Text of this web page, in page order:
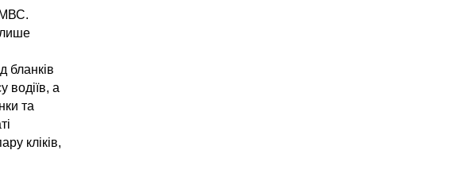
МВС.
лише
бланків
водіїв, а
та
кліків,